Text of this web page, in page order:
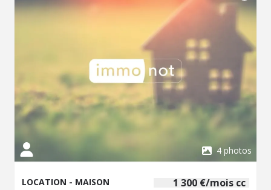
4 photos
1 300 €/mois cc
LOCATION - MAISON